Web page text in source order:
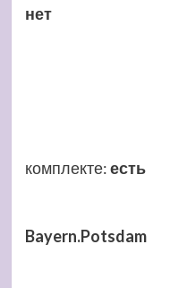
нет
комплекте:есть
Bayern.Potsdam